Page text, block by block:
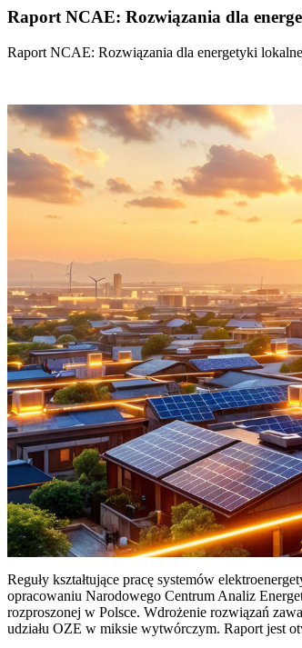
Raport NCAE: Rozwiązania dla
Raport NCAE: Rozwiązania dla energetyki
Reguły kształtujące pracę systemów
opracowaniu Narodowego Centrum Analiz
rozproszonej w Polsce. Wdrożenie rozwiązań
udziału OZE w miksie wytwórczym. Raport jest